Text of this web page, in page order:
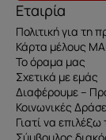
Εταιρία
Πολιτική για τη
Κάρτα μέλους
Το όραμα μας
Σχετικά με εμάς
Διαφέρουμε –
Κοινωνικές
Γιατί να